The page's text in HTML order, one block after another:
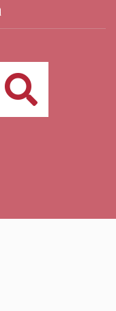
Buscar